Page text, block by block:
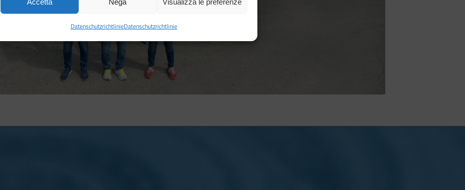
Accetta Nega Visualizza le preferenze
DatenschutzrichtlinieDatenschutzrichtlinie